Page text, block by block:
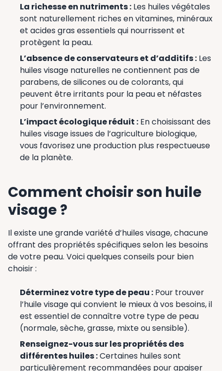
La richesse en nutriments : Les huiles végétales
sont naturellement riches en vitamines, minéraux
et acides gras essentiels qui nourrissent et
protègent la peau.
L’absence de conservateurs et d’additifs : Les
huiles visage naturelles ne contiennent pas de
parabens, de silicones ou de colorants, qui
peuvent être irritants pour la peau et néfastes
pour l’environnement.
L’impact écologique réduit : En choisissant des
huiles visage issues de l’agriculture biologique,
vous favorisez une production plus respectueuse
de la planète.
Comment choisir son huile
visage ?
Il existe une grande variété d’huiles visage, chacune
offrant des propriétés spécifiques selon les besoins
de votre peau. Voici quelques conseils pour bien
choisir :
Déterminez votre type de peau : Pour trouver
l’huile visage qui convient le mieux à vos besoins, il
est essentiel de connaître votre type de peau
(normale, sèche, grasse, mixte ou sensible).
Renseignez-vous sur les propriétés des
différentes huiles :Certaines huiles sont
particulièrement recommandées pour apaiser